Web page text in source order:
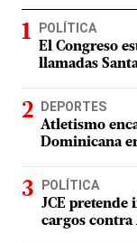
POLÍTICA
El Congreso
llamadas
DEPORTES
Atletismo
Dominicana
POLÍTICA
JCE pretende
cargos contra